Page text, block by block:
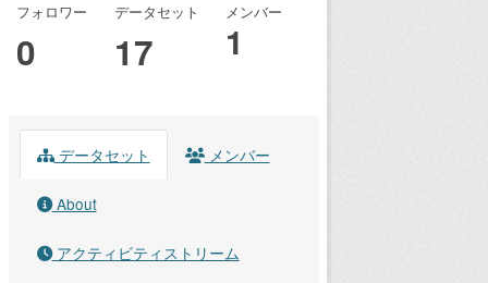
フォロワー
0
データセット
17
メンバー
1
データセット メンバー
About
アクティビティストリーム